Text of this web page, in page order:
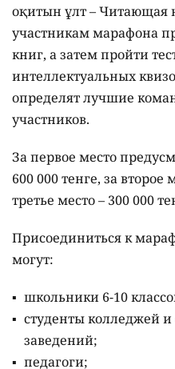
оқитын ұлт – Читающая
участникам марафона
книг, а затем пройти
интеллектуальных
определят лучшие
участников.
За первое место
600 000 тенге, за второе
третье место – 300 000
Присоединиться к
могут:
школьники 6-10
студенты колледжей
заведений;
педагоги;